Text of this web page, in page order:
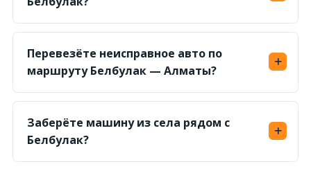
Да, круглосуточно. Ориентир подачи — 40–60
минут; ночью дорога свободнее, поэтому
доезжаем быстрее.
Перевезёте неисправное авто по
маршруту Белбулак — Алматы?
Да, грузим на платформу лебёдкой — авто без
хода и с заблокированными колёсами
доставим без проблем.
Заберёте машину из села рядом с
Белбулак?